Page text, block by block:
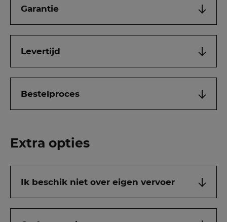
Garantie
Levertijd
Bestelproces
Extra opties
Ik beschik niet over eigen vervoer